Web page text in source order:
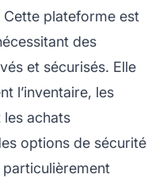
plateforme est
des
et sécurisés. Elle
l’inventaire, les
achats
options de sécurité
particulièrement